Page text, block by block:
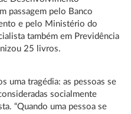
passagem pelo Banco
e pelo Ministério do
também em Previdência
25 livros.
uma tragédia: as pessoas se
socialmente
“Quando uma pessoa se